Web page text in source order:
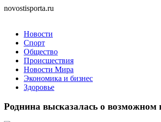
novostisporta.ru
Новости
Спорт
Общество
Происшествия
Новости Мира
Экономика и бизнес
Здоровье
Роднина высказалась о возможном